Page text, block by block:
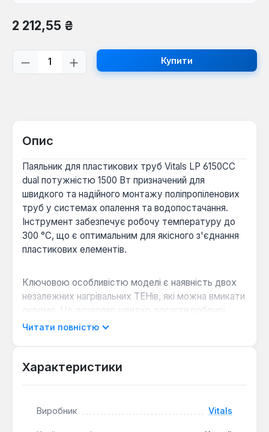
Звичайна ціна:
2 212,55 ₴
Кількість товару: Введіть потрібну
Купити
Опис
Паяльник для пластикових труб Vitals LP 6150CC
dual потужністю 1500 Вт призначений для
швидкого та надійного монтажу поліпропіленових
труб у системах опалення та водопостачання.
Інструмент забезпечує робочу температуру до
300 °С, що є оптимальним для якісного з'єднання
пластикових елементів.
Ключовою особливістю моделі є наявність двох
незалежних нагрівальних ТЕНів, які можна вмикати
окремо. Це дозволяє швидко досягти робочої
температури або підтримувати її стабільно в
допомогою терморегулятора, розташованого на
з двошарового тефлону, що запобігає прилипанню
Читати повністю
Характеристики
Виробник Vitals